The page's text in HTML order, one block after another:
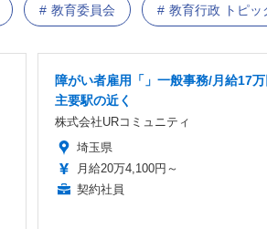
教育委員会 教育行政 トピッ
障がい者雇用「」一般事務/月給17
主要駅の近く
株式会社URコミュニティ
埼玉県
月給20万4,100円～
契約社員